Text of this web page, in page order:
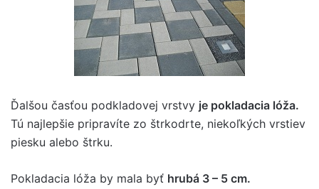
Ďalšou časťou podkladovej vrstvy je pokladacia lóža.
Tú najlepšie pripravíte zo štrkodrte, niekoľkých vrstiev
piesku alebo štrku.
Pokladacia lóža by mala byť hrubá 3 – 5 cm.